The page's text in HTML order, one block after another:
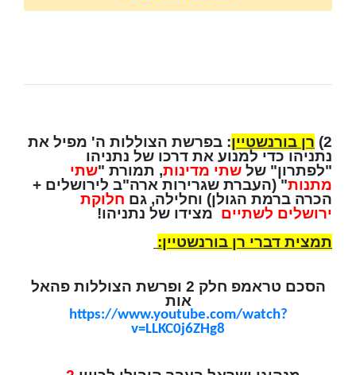
2) רן בורנשטיין: בפרשת הצוללות ה' מפיל את
נתניהו כדי למנוע את דרכו של נתניהו
"לפתרון" של שתי מדינות, תמורת "שתי
מתנות" (העברת שגרירות ארה"ב לירושלים +
הכרה ברמת הגולן) וחלילה, גם חלוקת
ירושלים לשתייםמצידו של נתניהו!
תמצית דברי רן בורנשטיין:
הסכם טראמפ חלק 2 ופרשת הצוללות פהאל
אות
https://www.youtube.com/watch?
v=LLKC0j6ZHg8